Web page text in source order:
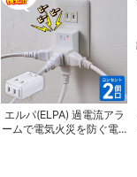
エルパ(ELPA) 過電流アラ
ームで電気火災を防ぐ電...